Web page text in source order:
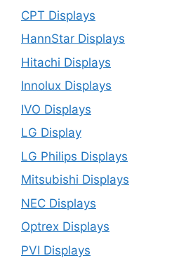
CPT Displays
HannStar Displays
Hitachi Displays
Innolux Displays
IVO Displays
LG Display
LG Philips Displays
Mitsubishi Displays
NEC Displays
Optrex Displays
PVI Displays